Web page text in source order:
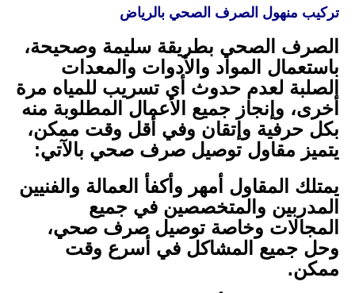
تركيب منهول الصرف الصحي بالرياض
الصرف الصحي بطريقة سليمة وصحيحة،
باستعمال المواد والأدوات والمعدات
الصلبة لعدم حدوث أي تسريب للمياه مرة
أخرى، وإنجاز جميع الأعمال المطلوبة منه
بكل حرفية وإتقان وفي أقل وقت ممكن،
يتميز مقاول توصيل صرف صحي بالآتي:
يمتلك المقاول أمهر وأكفأ العمالة والفنيين
المدربين والمتخصصين في جميع
المجالات وخاصة توصيل صرف صحي،
وحل جميع المشاكل في أسرع وقت
ممكن.